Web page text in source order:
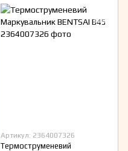
Артикул: 2364007326
Термоструменевий